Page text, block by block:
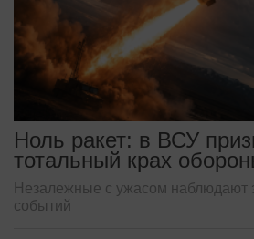
Ноль ракет: в ВСУ
тотальный крах
Незалежные с ужасом наблюдают
событий